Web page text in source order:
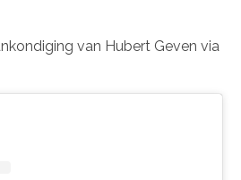
van Hubert Geven via